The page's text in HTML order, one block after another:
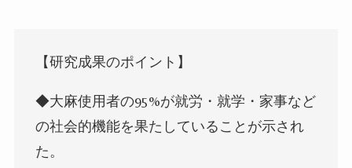
【研究成果のポイント】
◆大麻使用者の95%が就労・就学・家事など
の社会的機能を果たしていることが示され
た。